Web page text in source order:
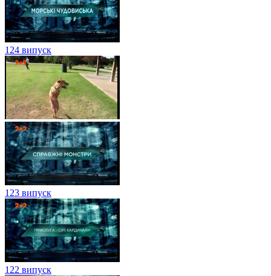
124 випуск
123 випуск
122 випуск